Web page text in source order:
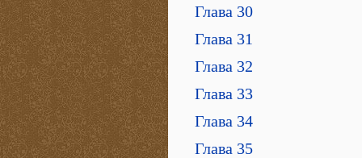
Глава 30
Глава 31
Глава 32
Глава 33
Глава 34
Глава 35